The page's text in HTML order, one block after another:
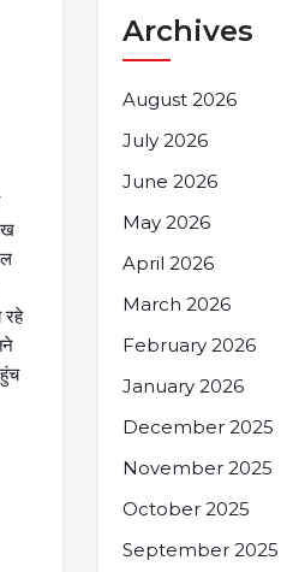
रहे
Archives
August 2026
July 2026
June 2026
May 2026
April 2026
March 2026
February 2026
January 2026
December 2025
November 2025
October 2025
September 2025